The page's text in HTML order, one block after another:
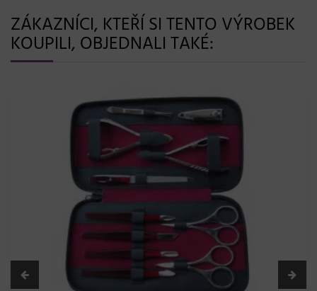
ZÁKAZNÍCI, KTEŘÍ SI TENTO VÝROBEK
KOUPILI, OBJEDNALI TAKÉ: